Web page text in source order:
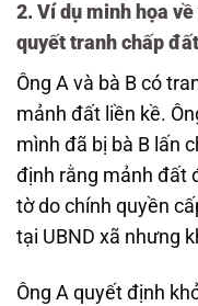
2. Ví dụ minh họa
quyết tranh chấp
Ông A và bà B có
mảnh đất liền kề.
mình đã bị bà B lấn
định rằng mảnh đất
tờ do chính quyền
tại UBND xã nhưng
Ông A quyết định